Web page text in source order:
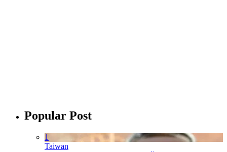
Popular Post
1
Taiwan